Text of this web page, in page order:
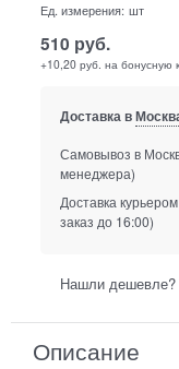
Ед. измерения: шт
510 руб.
+10,20 руб. на бонусную
Доставка в
Самовывоз в
менеджера)
Доставка
заказ до 16:00)
Нашли дешевле?
Описание